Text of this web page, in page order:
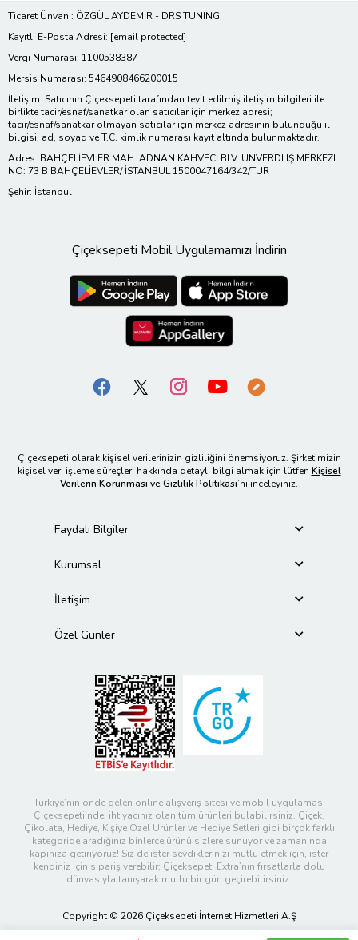
Ticaret Ünvanı: ÖZGÜL AYDEMİR - DRS TUNING
Kayıtlı E-Posta Adresi: [email protected]
Vergi Numarası: 1100538387
Mersis Numarası: 5464908466200015
İletişim: Satıcının Çiçeksepeti tarafından teyit edilmiş iletişim bilgileri ile
birlikte tacir/esnaf/sanatkar olan satıcılar için merkez adresi;
tacir/esnaf/sanatkar olmayan satıcılar için merkez adresinin bulunduğu il
bilgisi, ad, soyad ve T.C. kimlik numarası kayıt altında bulunmaktadır.
Adres: BAHÇELİEVLER MAH. ADNAN KAHVECİ BLV. ÜNVERDI IŞ MERKEZI
NO: 73 B BAHÇELİEVLER/ İSTANBUL 1500047164/342/TUR
Şehir: İstanbul
Çiçeksepeti Mobil Uygulamamızı İndirin
Çiçeksepeti olarak kişisel verilerinizin gizliliğini önemsiyoruz. Şirketimizin
kişisel veri işleme süreçleri hakkında detaylı bilgi almak için lütfen Kişisel
Verilerin Korunması ve Gizlilik Politikası’nı inceleyiniz.
Faydalı Bilgiler
Kurumsal
İletişim
Özel Günler
Türkiye’nin önde gelen online alışveriş sitesi ve mobil uygulaması
Çiçeksepeti’nde, ihtiyacınız olan tüm ürünleri bulabilirsiniz. Çiçek,
Çikolata, Hediye, Kişiye Özel Ürünler ve Hediye Setleri gibi birçok farklı
kategoride aradığınız binlerce ürünü sizlere sunuyor ve zamanında
kapınıza getiriyoruz! Siz de ister sevdiklerinizi mutlu etmek için, ister
kendiniz için sipariş verebilir; Çiçeksepeti Extra’nın fırsatlarla dolu
dünyasıyla tanışarak mutlu bir gün geçirebilirsiniz.
Copyright © 2026 Çiçeksepeti İnternet Hizmetleri A.Ş